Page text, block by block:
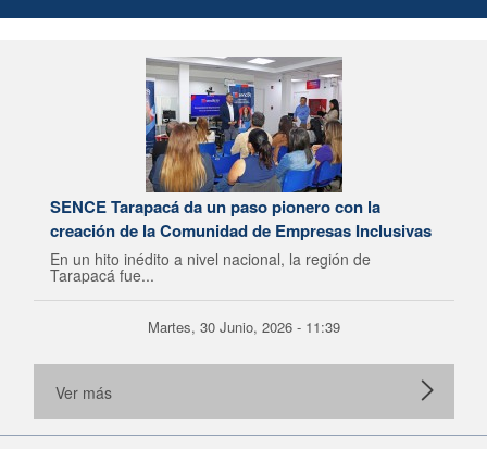
SENCE Tarapacá da un paso pionero con la
creación de la Comunidad de Empresas Inclusivas
En un hito inédito a nivel nacional, la región de
Tarapacá fue...
Martes, 30 Junio, 2026 - 11:39
Ver más